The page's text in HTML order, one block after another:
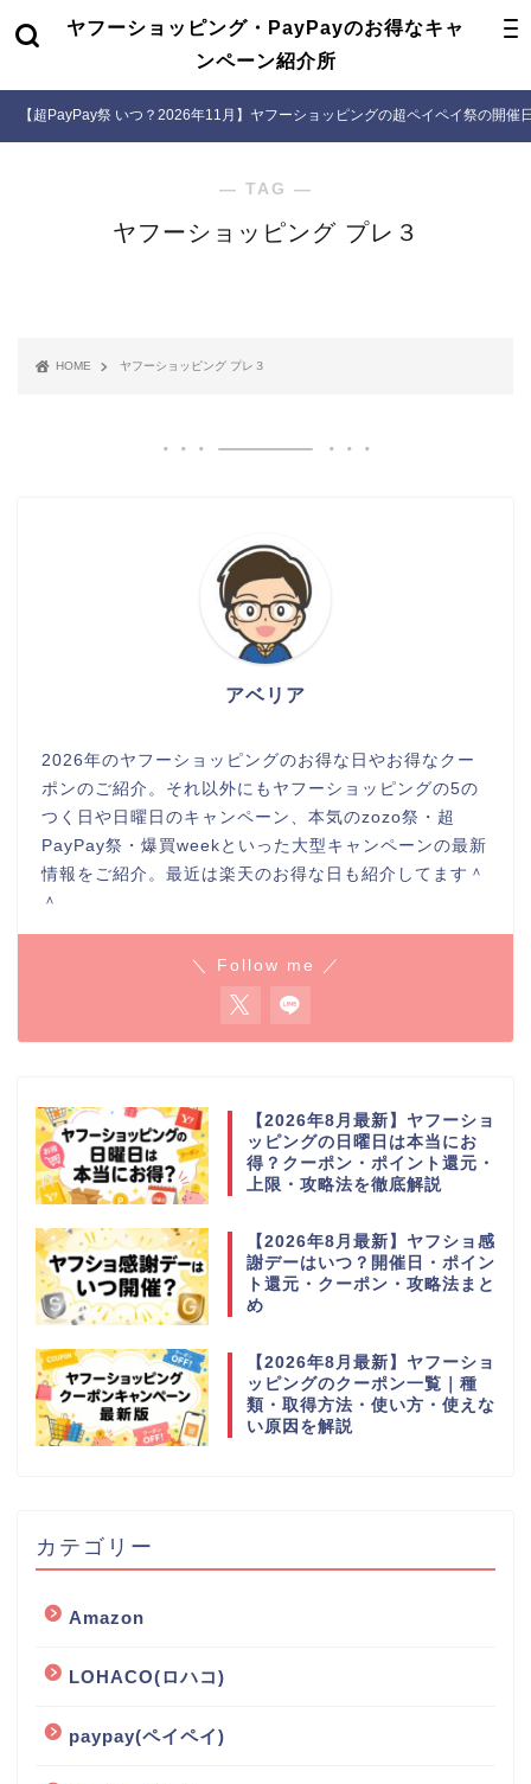
ヤフーショッピング・PayPayのお得なキャ
ンペーン紹介所
【超PayPay祭 いつ？2026年11月】ヤフーショッピングの超ペイペイ祭の開催
― TAG ―
ヤフーショッピング プレ３
HOME ヤフーショッピング プレ３
アベリア
2026年のヤフーショッピングのお得な日やお得なクー
ポンのご紹介。それ以外にもヤフーショッピングの5の
つく日や日曜日のキャンペーン、本気のzozo祭・超
PayPay祭・爆買weekといった大型キャンペーンの最新
情報をご紹介。最近は楽天のお得な日も紹介してます＾
＾
＼ Follow me ／
【2026年8月最新】ヤフーショ
ッピングの日曜日は本当にお
得？クーポン・ポイント還元・
上限・攻略法を徹底解説
【2026年8月最新】ヤフショ感
謝デーはいつ？開催日・ポイン
ト還元・クーポン・攻略法まと
め
【2026年8月最新】ヤフーショ
ッピングのクーポン一覧｜種
類・取得方法・使い方・使えな
い原因を解説
カテゴリー
Amazon
LOHACO(ロハコ)
paypay(ペイペイ)